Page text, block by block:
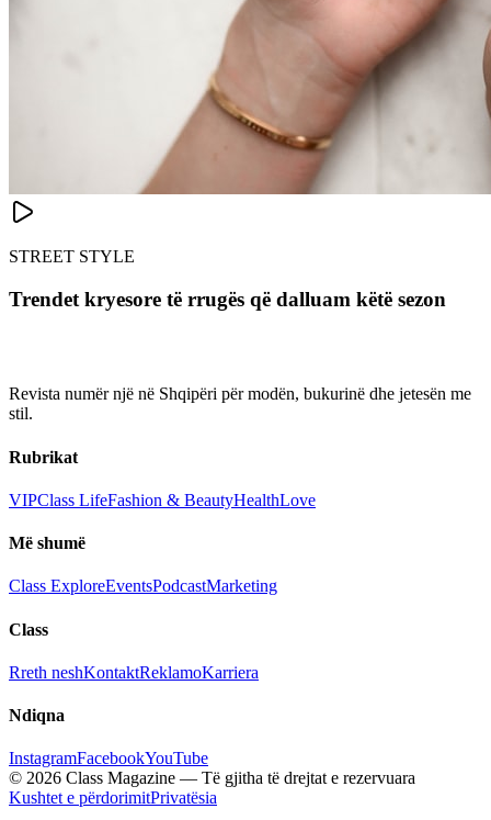
STREET STYLE
Trendet kryesore të rrugës që dalluam këtë sezon
Revista numër një në Shqipëri për modën, bukurinë dhe jetesën me
stil.
Rubrikat
VIPClass LifeFashion & BeautyHealthLove
Më shumë
Class ExploreEventsPodcastMarketing
Class
Rreth neshKontaktReklamoKarriera
Ndiqna
InstagramFacebookYouTube
© 2026 Class Magazine — Të gjitha të drejtat e rezervuara
Kushtet e përdorimitPrivatësia